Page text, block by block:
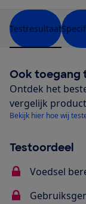
Testresultaat
Ook toegang
Ontdek het
vergelijk
Bekijk hier hoe wij
Testoordeel
Voedsel